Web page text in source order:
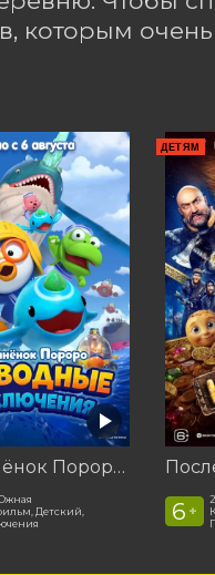
которым
Пингвинёнок Пороро: Подводные приключения
Детский,
ДЕТЯМ
6 +